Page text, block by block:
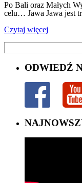
Po Bali oraz Małych
celu… Jawa Jawa jest
Czytaj więcej
ODWIEDŹ